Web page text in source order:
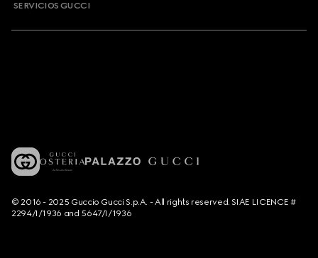
SERVICIOS GUCCI
© 2016 - 2025 Guccio Gucci S.p.A. - All rights reserved. SIAE LICENCE #
2294/I/1936 and 5647/I/1936